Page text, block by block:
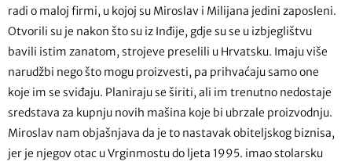
radi o maloj firmi, u kojoj su Miroslav i Milijana jedini zaposleni.
Otvorili su je nakon što su iz Inđije, gdje su se u izbjeglištvu
bavili istim zanatom, strojeve preselili u Hrvatsku. Imaju više
narudžbi nego što mogu proizvesti, pa prihvaćaju samo one
koje im se sviđaju. Planiraju se širiti, ali im trenutno nedostaje
sredstava za kupnju novih mašina koje bi ubrzale proizvodnju.
Miroslav nam objašnjava da je to nastavak obiteljskog biznisa,
jer je njegov otac u Vrginmostu do ljeta 1995. imao stolarsku